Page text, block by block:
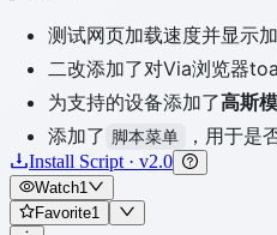
测试网页加载速度并显示
二改添加了对Via浏览器
为支持的设备添加了高斯
添加了 脚本菜单 ，用于是
Install Script · v2.0
Watch1
Favorite1